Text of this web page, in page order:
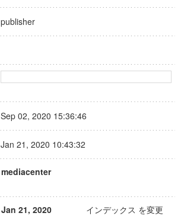
publisher
Sep 02, 2020 15:36:46
Jan 21, 2020 10:43:32
mediacenter
Jan 21, 2020 インデックス を変更